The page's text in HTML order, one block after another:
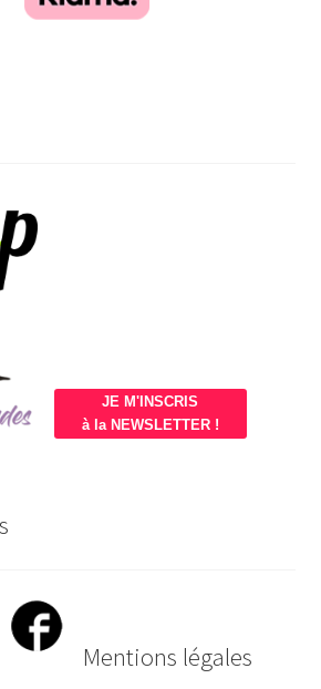
JE M'INSCRIS
à la NEWSLETTER !
Mentions légales